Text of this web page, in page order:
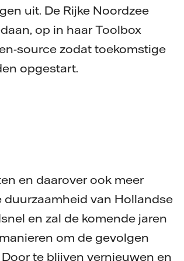
uit. De Rijke Noordzee
op in haar Toolbox
source zodat toekomstige
opgestart.
en daarover ook meer
van Hollandse
en zal de komende jaren
om de gevolgen
te blijven vernieuwen en